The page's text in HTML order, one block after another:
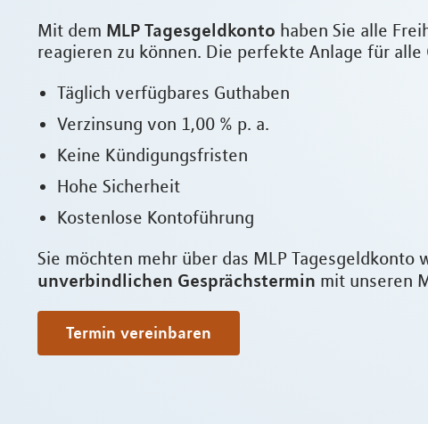
Mit dem MLP Tagesgeldkonto haben Sie alle
reagieren zu können. Die perfekte Anlage für
Täglich verfügbares Guthaben
Verzinsung von 1,00 % p. a.
Keine Kündigungsfristen
Hohe Sicherheit
Kostenlose Kontoführung
Sie möchten mehr über das MLP
unverbindlichen Gesprächstermin mit unseren
Termin vereinbaren